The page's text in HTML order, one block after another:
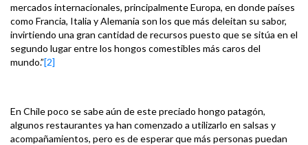
mercados internacionales, principalmente Europa, en donde países
como Francia, Italia y Alemania son los que más deleitan su sabor,
invirtiendo una gran cantidad de recursos puesto que se sitúa en el
segundo lugar entre los hongos comestibles más caros del
mundo.”[2]
En Chile poco se sabe aún de este preciado hongo patagón,
algunos restaurantes ya han comenzado a utilizarlo en salsas y
acompañamientos, pero es de esperar que más personas puedan